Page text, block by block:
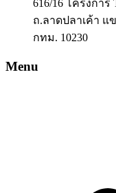
616/16 โครงการ
ถ.ลาดปลาเค้า แ
กทม. 10230
Menu